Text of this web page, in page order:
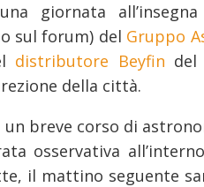
giornata
sul forum) del Gruppo
distributore Beyfin del
della città.
breve corso di
osservativa
il mattino seguente